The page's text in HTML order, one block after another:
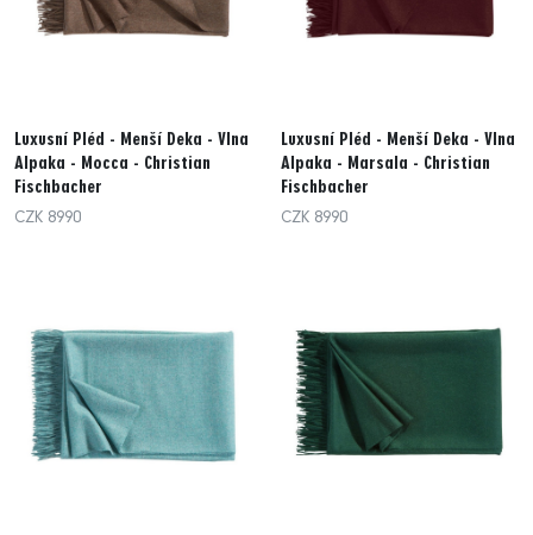
Luxusní Pléd - Menší Deka - Vlna
Alpaka - Mocca - Christian
Fischbacher
CZK 8990
Luxusní Pléd - Menší Deka - Vlna
Alpaka - Marsala - Christian
Fischbacher
CZK 8990